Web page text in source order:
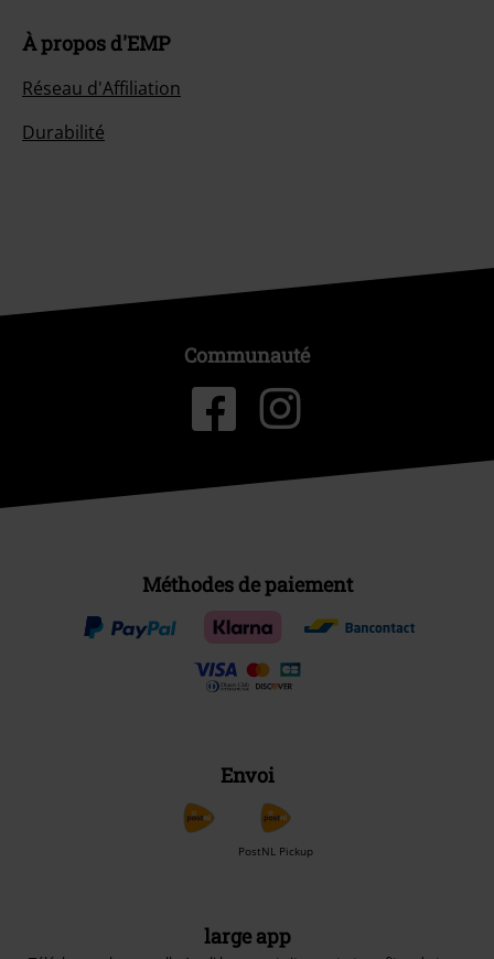
À propos d'EMP
Réseau d'Affiliation
Durabilité
Communauté
Méthodes de paiement
Envoi
PostNL Pickup
large app